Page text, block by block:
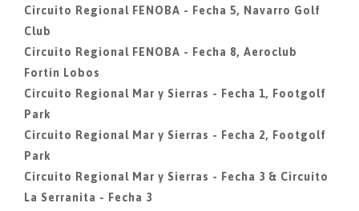
Circuito Regional FENOBA - Fecha 5, Navarro Golf
Club
Circuito Regional FENOBA - Fecha 8, Aeroclub
Fortin Lobos
Circuito Regional Mar y Sierras - Fecha 1, Footgolf
Park
Circuito Regional Mar y Sierras - Fecha 2, Footgolf
Park
Circuito Regional Mar y Sierras - Fecha 3 & Circuito
La Serranita - Fecha 3